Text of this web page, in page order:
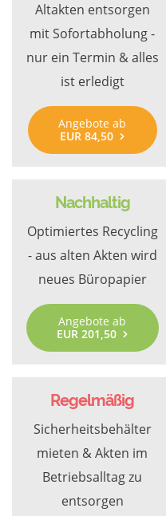
Altakten entsorgen
mit Sofortabholung -
nur ein Termin & alles
ist erledigt
Angebote ab
EUR 84,50
Nachhaltig
Optimiertes Recycling
- aus alten Akten wird
neues Büropapier
Angebote ab
EUR 201,50
Regelmäßig
Sicherheitsbehälter
mieten & Akten im
Betriebsalltag zu
entsorgen